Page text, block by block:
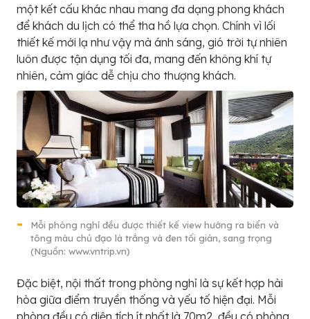
một kết cấu khác nhau mang đa dạng phong khách
để khách du lịch có thể tha hồ lựa chọn. Chính vì lối
thiết kế mới lạ như vậy mà ánh sáng, gió trời tự nhiên
luôn được tận dụng tối đa, mang đến không khí tự
nhiên, cảm giác dễ chịu cho thượng khách.
Mỗi phòng nghỉ đều được thiết kế view hướng ra biển và
tông màu chủ đạo là trắng và đen tối giản, sang trọng
(Nguồn: www.vntrip.vn)
Đặc biệt, nội thất trong phòng nghỉ là sự kết hợp hài
hòa giữa điểm truyền thống và yếu tố hiện đại. Mỗi